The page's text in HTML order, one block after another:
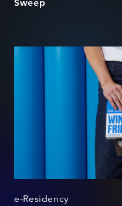
Sweep
Winning
e-Residency